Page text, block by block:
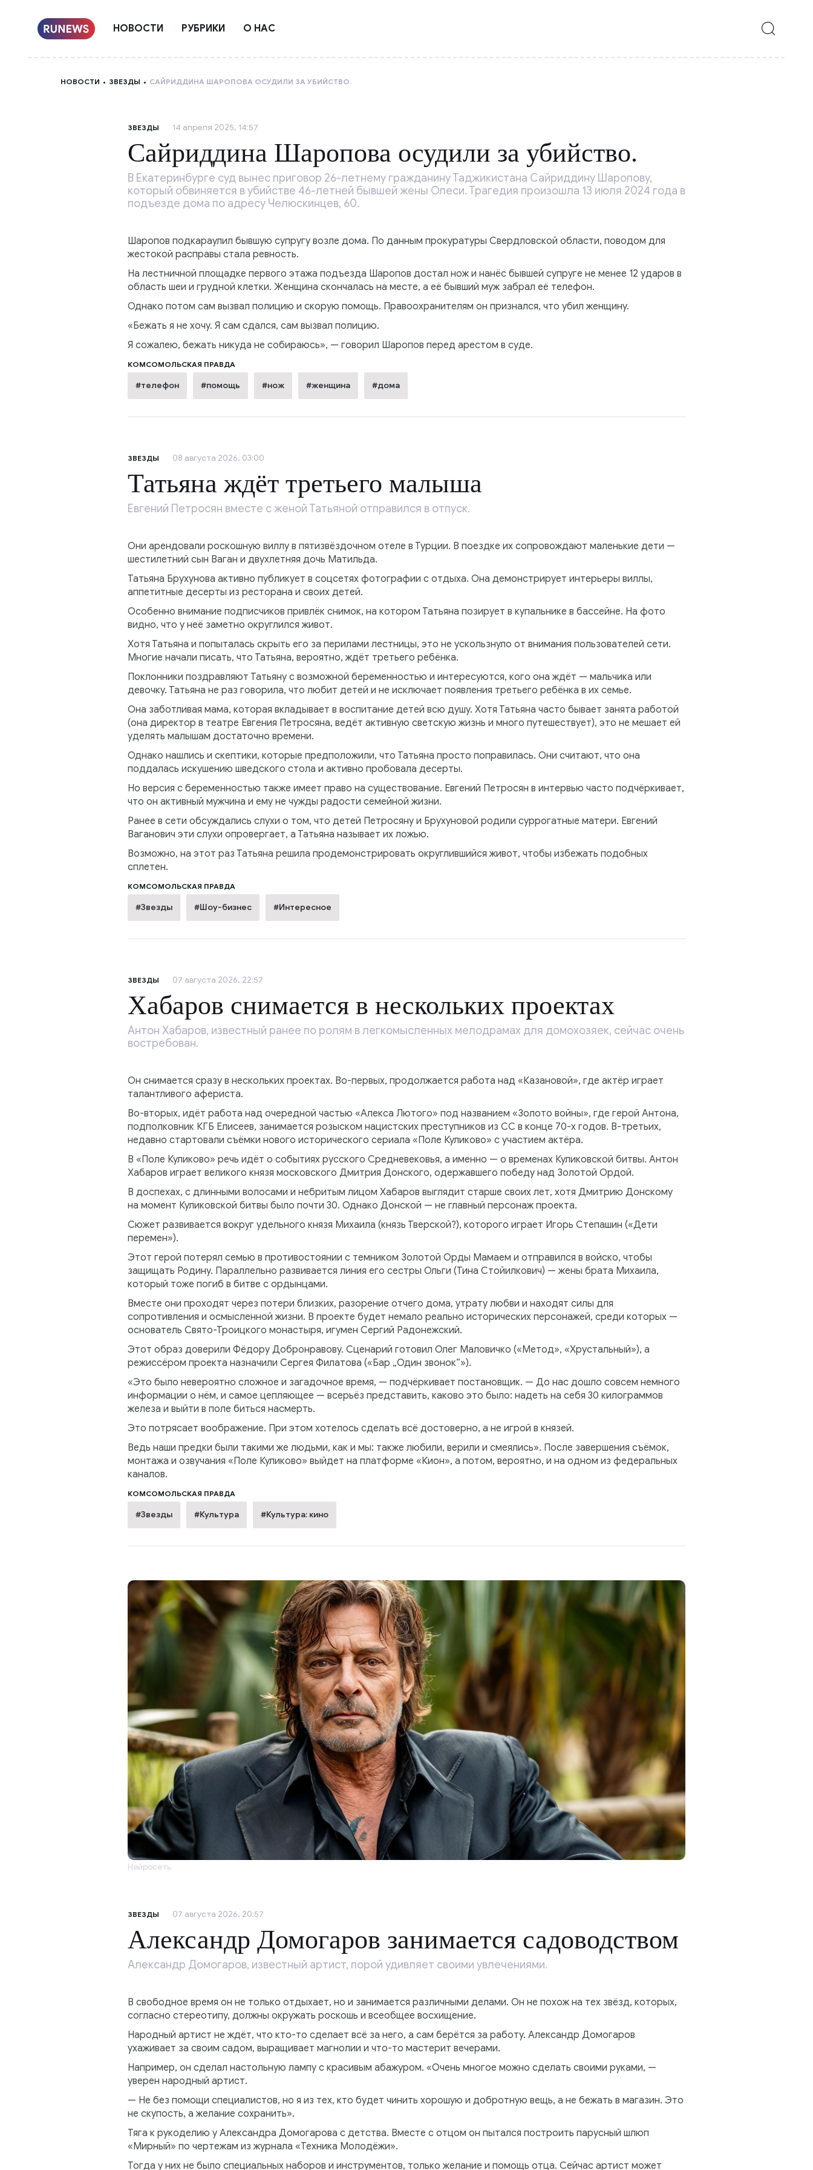
НОВОСТИ РУБРИКИ О НАС
НОВОСТИ ЗВЕЗДЫ САЙРИДДИНА ШАРОПОВА ОСУДИЛИ ЗА УБИЙСТВО.
ЗВЕЗДЫ 14 апреля 2025, 14:57
Сайриддина Шаропова осудили за убийство.
В Екатеринбурге суд вынес приговор 26-летнему гражданину Таджикистана Сайриддину Шаропову,
который обвиняется в убийстве 46-летней бывшей жены Олеси. Трагедия произошла 13 июля 2024 года в
подъезде дома по адресу Челюскинцев, 60.
Шаропов подкараулил бывшую супругу возле дома. По данным прокуратуры Свердловской области, поводом для
жестокой расправы стала ревность.
На лестничной площадке первого этажа подъезда Шаропов достал нож и нанёс бывшей супруге не менее 12 ударов в
область шеи и грудной клетки. Женщина скончалась на месте, а её бывший муж забрал её телефон.
Однако потом сам вызвал полицию и скорую помощь. Правоохранителям он признался, что убил женщину.
«Бежать я не хочу. Я сам сдался, сам вызвал полицию.
Я сожалею, бежать никуда не собираюсь», — говорил Шаропов перед арестом в суде.
КОМСОМОЛЬСКАЯ ПРАВДА
#телефон #помощь #нож #женщина #дома
ЗВЕЗДЫ 08 августа 2026, 03:00
Татьяна ждёт третьего малыша
Евгений Петросян вместе с женой Татьяной отправился в отпуск.
Они арендовали роскошную виллу в пятизвёздочном отеле в Турции. В поездке их сопровождают маленькие дети —
шестилетний сын Ваган и двухлетняя дочь Матильда.
Татьяна Брухунова активно публикует в соцсетях фотографии с отдыха. Она демонстрирует интерьеры виллы,
аппетитные десерты из ресторана и своих детей.
Особенно внимание подписчиков привлёк снимок, на котором Татьяна позирует в купальнике в бассейне. На фото
видно, что у неё заметно округлился живот.
Хотя Татьяна и попыталась скрыть его за перилами лестницы, это не ускользнуло от внимания пользователей сети.
Многие начали писать, что Татьяна, вероятно, ждёт третьего ребёнка.
Поклонники поздравляют Татьяну с возможной беременностью и интересуются, кого она ждёт — мальчика или
девочку. Татьяна не раз говорила, что любит детей и не исключает появления третьего ребёнка в их семье.
Она заботливая мама, которая вкладывает в воспитание детей всю душу. Хотя Татьяна часто бывает занята работой
(она директор в театре Евгения Петросяна, ведёт активную светскую жизнь и много путешествует), это не мешает ей
уделять малышам достаточно времени.
Однако нашлись и скептики, которые предположили, что Татьяна просто поправилась. Они считают, что она
поддалась искушению шведского стола и активно пробовала десерты.
Но версия с беременностью также имеет право на существование. Евгений Петросян в интервью часто подчёркивает,
что он активный мужчина и ему не чужды радости семейной жизни.
Ранее в сети обсуждались слухи о том, что детей Петросяну и Брухуновой родили суррогатные матери. Евгений
Ваганович эти слухи опровергает, а Татьяна называет их ложью.
Возможно, на этот раз Татьяна решила продемонстрировать округлившийся живот, чтобы избежать подобных
сплетен.
КОМСОМОЛЬСКАЯ ПРАВДА
#Звезды #Шоу-бизнес #Интересное
ЗВЕЗДЫ 07 августа 2026, 22:57
Хабаров снимается в нескольких проектах
Антон Хабаров, известный ранее по ролям в легкомысленных мелодрамах для домохозяек, сейчас очень
востребован.
Он снимается сразу в нескольких проектах. Во-первых, продолжается работа над «Казановой», где актёр играет
талантливого афериста.
Во-вторых, идёт работа над очередной частью «Алекса Лютого» под названием «Золото войны», где герой Антона,
подполковник КГБ Елисеев, занимается розыском нацистских преступников из СС в конце 70-х годов. В-третьих,
недавно стартовали съёмки нового исторического сериала «Поле Куликово» с участием актёра.
В «Поле Куликово» речь идёт о событиях русского Средневековья, а именно — о временах Куликовской битвы. Антон
Хабаров играет великого князя московского Дмитрия Донского, одержавшего победу над Золотой Ордой.
В доспехах, с длинными волосами и небритым лицом Хабаров выглядит старше своих лет, хотя Дмитрию Донскому
на момент Куликовской битвы было почти 30. Однако Донской — не главный персонаж проекта.
Сюжет развивается вокруг удельного князя Михаила (князь Тверской?), которого играет Игорь Степашин («Дети
перемен»).
Этот герой потерял семью в противостоянии с темником Золотой Орды Мамаем и отправился в войско, чтобы
защищать Родину. Параллельно развивается линия его сестры Ольги (Тина Стойилкович) — жены брата Михаила,
который тоже погиб в битве с ордынцами.
Вместе они проходят через потери близких, разорение отчего дома, утрату любви и находят силы для
сопротивления и осмысленной жизни. В проекте будет немало реально исторических персонажей, среди которых —
основатель Свято-Троицкого монастыря, игумен Сергий Радонежский.
Этот образ доверили Фёдору Добронравову. Сценарий готовил Олег Маловичко («Метод», «Хрустальный»), а
режиссёром проекта назначили Сергея Филатова («Бар „Один звонок“»).
«Это было невероятно сложное и загадочное время, — подчёркивает постановщик. — До нас дошло совсем немного
информации о нём, и самое цепляющее — всерьёз представить, каково это было: надеть на себя 30 килограммов
железа и выйти в поле биться насмерть.
Это потрясает воображение. При этом хотелось сделать всё достоверно, а не игрой в князей.
Ведь наши предки были такими же людьми, как и мы: также любили, верили и смеялись». После завершения съёмок,
монтажа и озвучания «Поле Куликово» выйдет на платформе «Кион», а потом, вероятно, и на одном из федеральных
каналов.
КОМСОМОЛЬСКАЯ ПРАВДА
#Звезды #Культура #Культура: кино
Нейросеть
ЗВЕЗДЫ 07 августа 2026, 20:57
Александр Домогаров занимается садоводством
Александр Домогаров, известный артист, порой удивляет своими увлечениями.
В свободное время он не только отдыхает, но и занимается различными делами. Он не похож на тех звёзд, которых,
согласно стереотипу, должны окружать роскошь и всеобщее восхищение.
Народный артист не ждёт, что кто-то сделает всё за него, а сам берётся за работу. Александр Домогаров
ухаживает за своим садом, выращивает магнолии и что-то мастерит вечерами.
Например, он сделал настольную лампу с красивым абажуром. «Очень многое можно сделать своими руками, —
уверен народный артист.
— Не без помощи специалистов, но я из тех, кто будет чинить хорошую и добротную вещь, а не бежать в магазин. Это
не скупость, а желание сохранить».
Тяга к рукоделию у Александра Домогарова с детства. Вместе с отцом он пытался построить парусный шлюп
«Мирный» по чертежам из журнала «Техника Молодёжи».
Тогда у них не было специальных наборов и инструментов, только желание и помощь отца. Сейчас артист может